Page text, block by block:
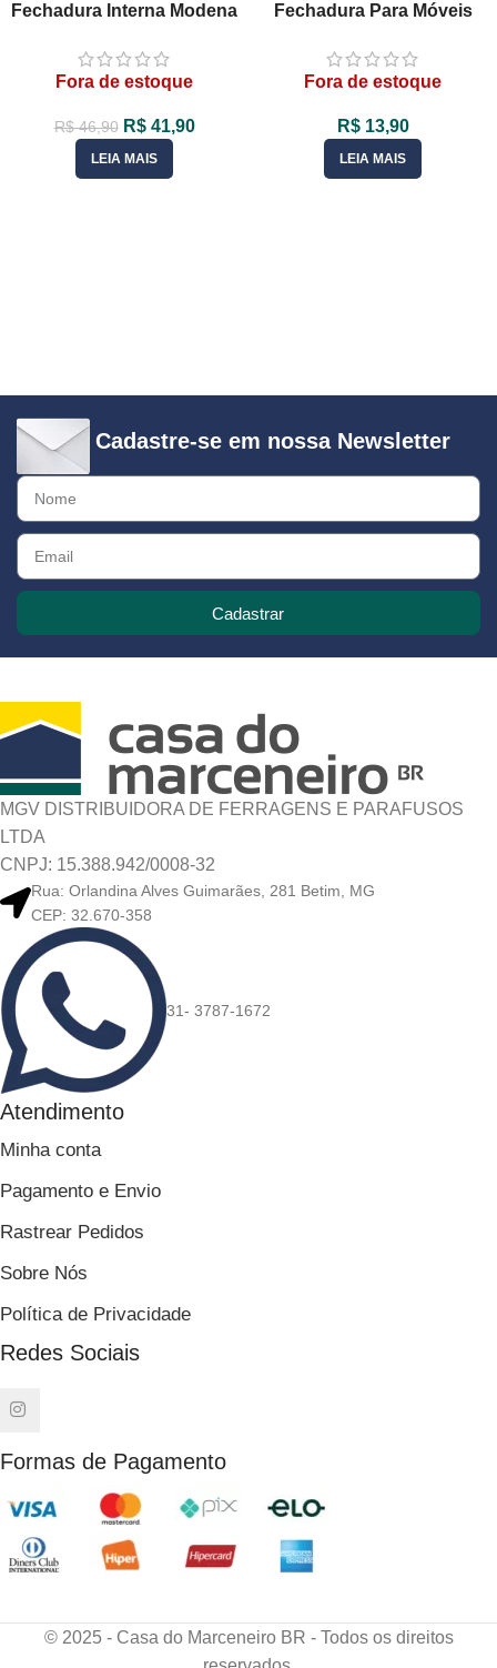
Fechadura Interna Modena
MGM
Fora de estoque
R$46,90 R$41,90
LEIA MAIS
Fechadura Para Móveis
Com 2 Chaves XF
Fora de estoque
R$13,90
LEIA MAIS
Cadastre-se em nossa Newsletter
Cadastrar
MGV DISTRIBUIDORA DE FERRAGENS E PARAFUSOS
LTDA
CNPJ: 15.388.942/0008-32
Rua: Orlandina Alves Guimarães, 281 Betim, MG
CEP: 32.670-358
31- 3787-1672
Atendimento
Minha conta
Pagamento e Envio
Rastrear Pedidos
Sobre Nós
Política de Privacidade
Redes Sociais
Formas de Pagamento
© 2025 - Casa do Marceneiro BR - Todos os direitos